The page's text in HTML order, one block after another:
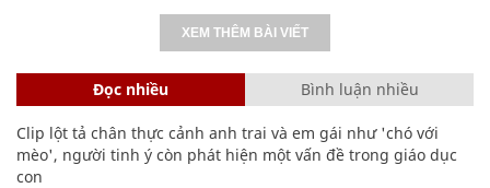
XEM THÊM BÀI VIẾT
Đọc nhiều Bình luận nhiều
Clip lột tả chân thực cảnh anh trai và em gái như 'chó với
mèo', người tinh ý còn phát hiện một vấn đề trong giáo dục
con